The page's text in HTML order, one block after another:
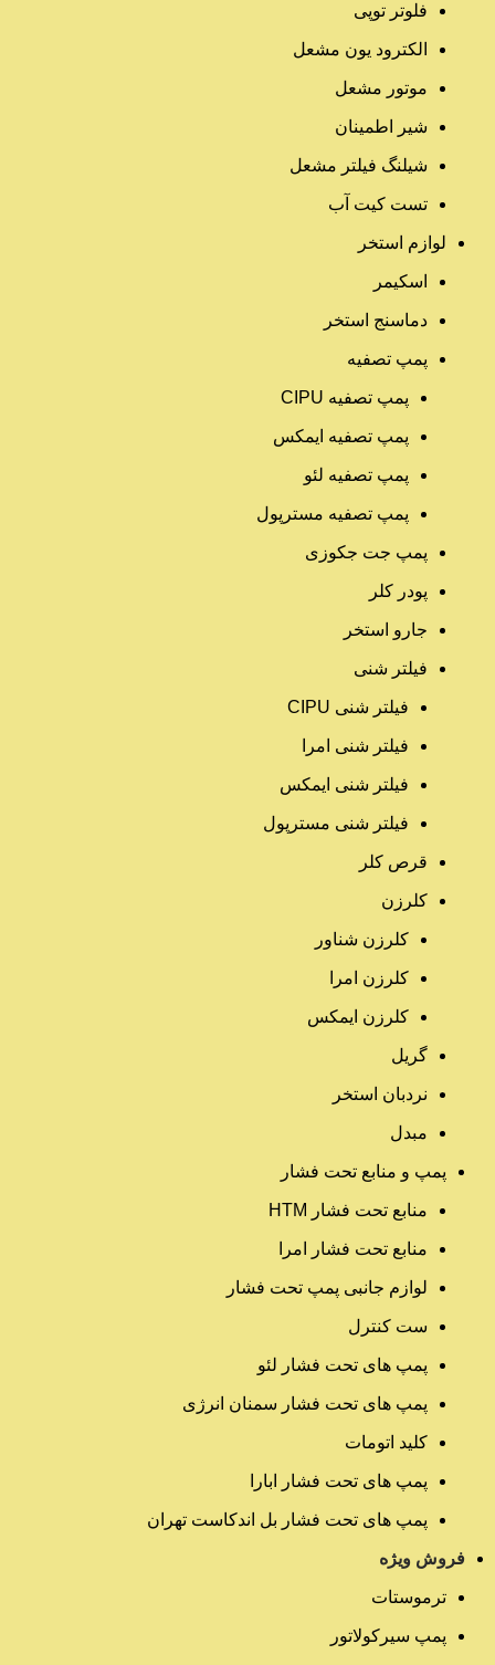
فلوتر توپی
الکترود یون مشعل
موتور مشعل
شیر اطمینان
شیلنگ فیلتر مشعل
تست کیت آب
لوازم استخر
اسکیمر
دماسنج استخر
پمپ تصفیه
پمپ تصفیه CIPU
پمپ تصفیه ایمکس
پمپ تصفیه لئو
پمپ تصفیه مسترپول
پمپ جت جکوزی
پودر کلر
جارو استخر
فیلتر شنی
فیلتر شنی CIPU
فیلتر شنی امرا
فیلتر شنی ایمکس
فیلتر شنی مسترپول
قرص کلر
کلرزن
کلرزن شناور
کلرزن امرا
کلرزن ایمکس
گریل
نردبان استخر
مبدل
پمپ و منابع تحت فشار
منابع تحت فشار HTM‎
منابع تحت فشار امرا
لوازم جانبی پمپ تحت فشار
ست کنترل
پمپ های تحت فشار لئو
پمپ های تحت فشار سمنان انرژی
کلید اتومات
پمپ های تحت فشار ابارا
پمپ های تحت فشار بل اندکاست تهران
فروش ویژه
ترموستات
پمپ سیرکولاتور